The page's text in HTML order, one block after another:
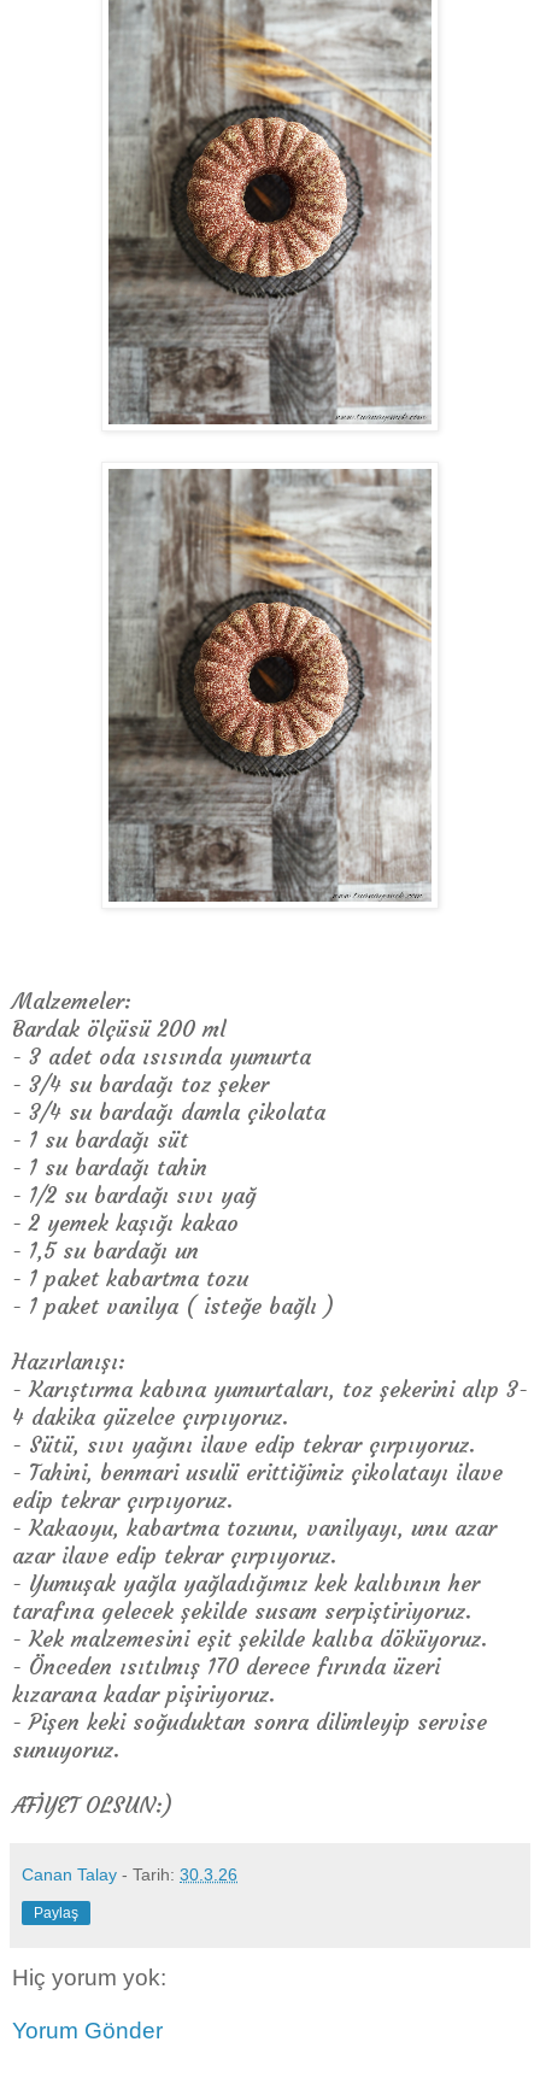
Malzemeler:
Bardak ölçüsü 200 ml
- 3 adet oda ısısında yumurta
- 3/4 su bardağı toz şeker
- 3/4 su bardağı damla çikolata
- 1 su bardağı süt
- 1 su bardağı tahin
- 1/2 su bardağı sıvı yağ
- 2 yemek kaşığı kakao
- 1,5 su bardağı un
- 1 paket kabartma tozu
- 1 paket vanilya ( isteğe bağlı )
Hazırlanışı:
- Karıştırma kabına yumurtaları, toz şekerini alıp 3-
4 dakika güzelce çırpıyoruz.
- Sütü, sıvı yağını ilave edip tekrar çırpıyoruz.
- Tahini, benmari usulü erittiğimiz çikolatayı ilave
edip tekrar çırpıyoruz.
- Kakaoyu, kabartma tozunu, vanilyayı, unu azar
azar ilave edip tekrar çırpıyoruz.
- Yumuşak yağla yağladığımız kek kalıbının her
tarafına gelecek şekilde susam serpiştiriyoruz.
- Kek malzemesini eşit şekilde kalıba döküyoruz.
- Önceden ısıtılmış 170 derece fırında üzeri
kızarana kadar pişiriyoruz.
- Pişen keki soğuduktan sonra dilimleyip servise
sunuyoruz.
AFİYET OLSUN:)
Canan Talay - Tarih: 30.3.26
Paylaş
Hiç yorum yok:
Yorum Gönder